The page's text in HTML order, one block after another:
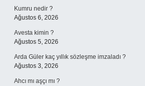
Kumru nedir ?
Ağustos 6, 2026
Avesta kimin ?
Ağustos 5, 2026
Arda Güler kaç yıllık sözleşme imzaladı ?
Ağustos 3, 2026
Ahcı mı aşçı mı ?